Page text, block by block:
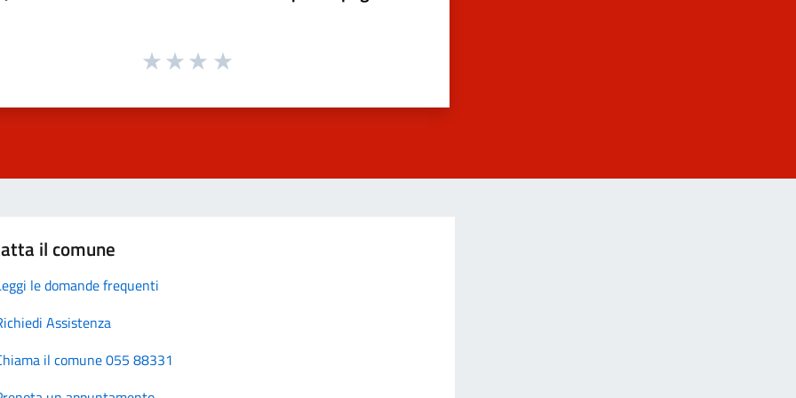
il comune
le domande frequenti
Assistenza
il comune 055 88331